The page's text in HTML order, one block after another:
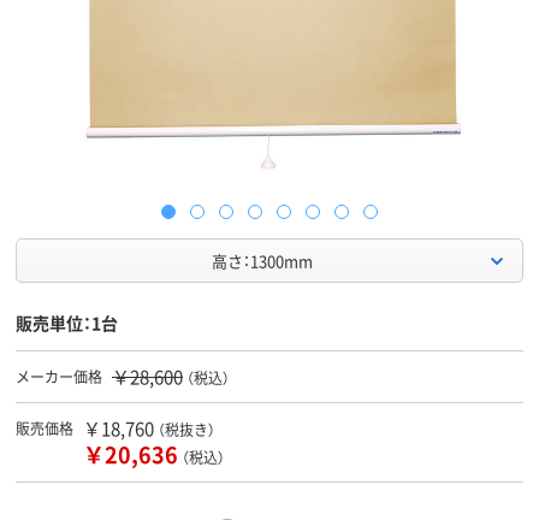
高さ：1300mm
販売単位：1台
メーカー価格 ￥28,600 （税込）
販売価格 ￥18,760 （税抜き）
￥20,636 （税込）